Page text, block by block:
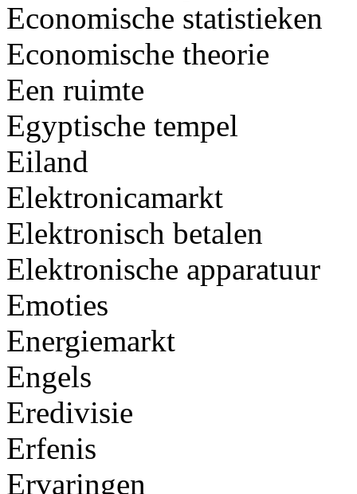
Economische statistieken
Economische theorie
Een ruimte
Egyptische tempel
Eiland
Elektronicamarkt
Elektronisch betalen
Elektronische apparatuur
Emoties
Energiemarkt
Engels
Eredivisie
Erfenis
Ervaringen